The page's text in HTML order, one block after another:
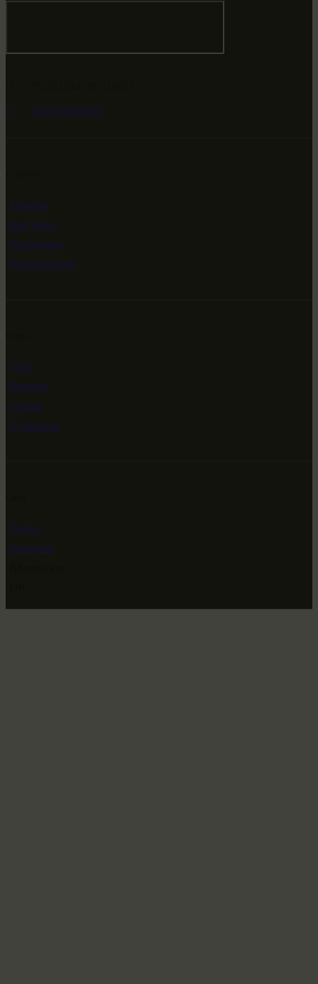
+682 (000) 0001
Главная
Выставки
Коллекции
Мероприятия
Сайт
Контакт
Статьи
Сувениры
Twitter
Instagram